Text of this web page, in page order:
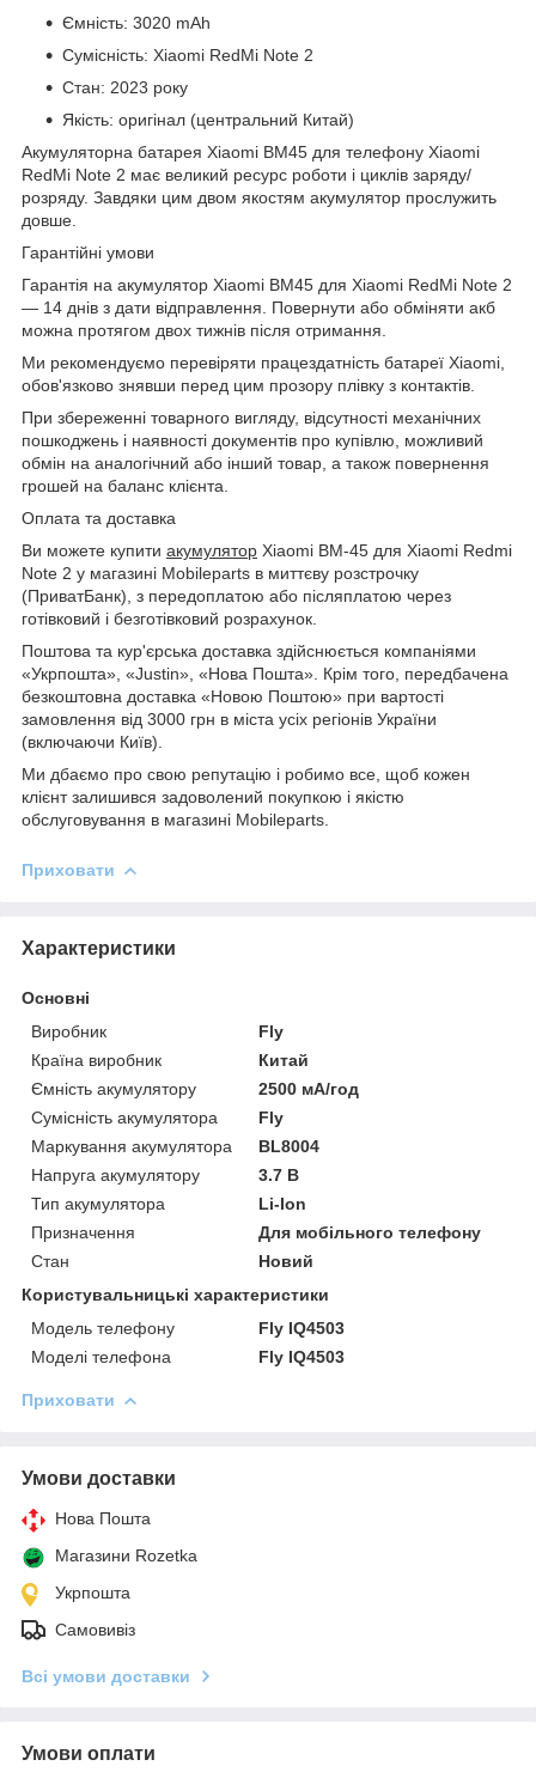
Ємність: 3020 mAh
Сумісність: Xiaomi RedMi Note 2
Стан: 2023 року
Якість: оригінал (центральний Китай)
Акумуляторна батарея Xiaomi BM45 для телефону Xiaomi
RedMi Note 2 має великий ресурс роботи і циклів заряду/
розряду. Завдяки цим двом якостям акумулятор прослужить
довше.
Гарантійні умови
Гарантія на акумулятор Xiaomi BM45 для Xiaomi RedMi Note 2
― 14 днів з дати відправлення. Повернути або обміняти акб
можна протягом двох тижнів після отримання.
Ми рекомендуємо перевіряти працездатність батареї Xiaomi,
обов'язково знявши перед цим прозору плівку з контактів.
При збереженні товарного вигляду, відсутності механічних
пошкоджень і наявності документів про купівлю, можливий
обмін на аналогічний або інший товар, а також повернення
грошей на баланс клієнта.
Оплата та доставка
Ви можете купити акумулятор Xiaomi BM-45 для Xiaomi Redmi
Note 2 у магазині Mobileparts в миттєву розстрочку
(ПриватБанк), з передоплатою або післяплатою через
готівковий і безготівковий розрахунок.
Поштова та кур'єрська доставка здійснюється компаніями
«Укрпошта», «Justin», «Нова Пошта». Крім того, передбачена
безкоштовна доставка «Новою Поштою» при вартості
замовлення від 3000 грн в міста усіх регіонів України
(включаючи Київ).
Ми дбаємо про свою репутацію і робимо все, щоб кожен
клієнт залишився задоволений покупкою і якістю
обслуговування в магазині Mobileparts.
Приховати
Характеристики
Основні
Виробник
Fly
Країна виробник
Китай
Ємність акумулятору
2500 мА/год
Сумісність акумулятора
Fly
Маркування акумулятора
BL8004
Напруга акумулятору
3.7 В
Тип акумулятора
Li-Ion
Призначення
Для мобільного телефону
Стан
Новий
Користувальницькі характеристики
Модель телефону
Fly IQ4503
Моделі телефона
Fly IQ4503
Приховати
Умови доставки
Нова Пошта
Магазини Rozetka
Укрпошта
Самовивіз
Всі умови доставки
Умови оплати